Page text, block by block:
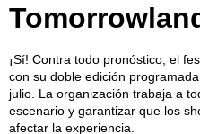
¡Sí! Contra todo pronóstico, el
con su doble edición
julio. La organización trabaja a
escenario y garantizar que los
afectar la experiencia.